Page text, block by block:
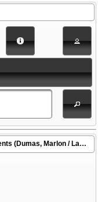
Grundlagen des Geschäftsprozessmanagements (Dumas, Marlon / La Rosa, Marcello / Mendling, Jan / Reijers, Hajo A. / Grisold, Thomas (Übers.) / Groß, Steven (Übers.) / Mendling, Jan (Übers.) / Wurm, Bastian (Übers.))